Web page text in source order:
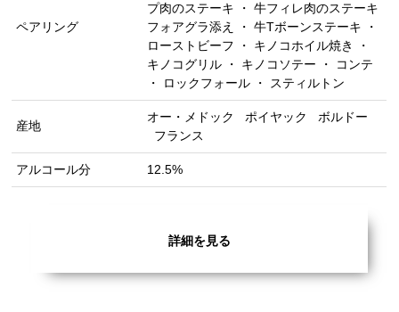
ペアリング
プ肉のステーキ ・ 牛フィレ肉のステーキ
フォアグラ添え ・ 牛Tボーンステーキ ・
ローストビーフ ・ キノコホイル焼き ・
キノコグリル ・ キノコソテー ・ コンテ
・ ロックフォール ・ スティルトン
産地
オー・メドック ポイヤック
ボルドー
フランス
アルコール分 12.5%
詳細を見る